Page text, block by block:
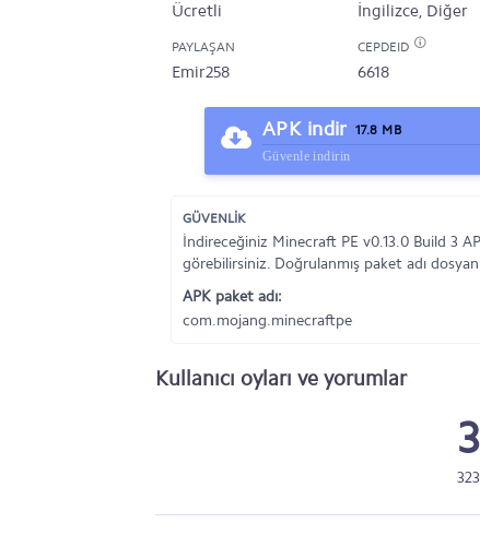
Ücretli İngilizce, Diğer
PAYLAŞAN
Emir258
CEPDEID
6618
APK indir 17.8 MB
Güvenle indirin
GÜVENLİK
İndireceğiniz Minecraft PE v0.13.0 Build 3
görebilirsiniz. Doğrulanmış paket adı
APK paket adı:
com.mojang.minecraftpe
Kullanıcı oyları ve yorumlar